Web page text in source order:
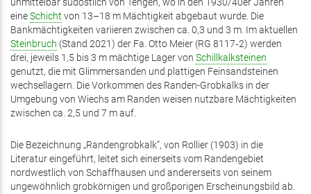
unmittelbar südöstlich von Tengen, wo in den 1930/40er Jahren
eineSchicht von 13–18 m Mächtigkeit abgebaut wurde. Die
Bankmächtigkeiten variieren zwischen ca. 0,3 und 3 m. Im aktuellen
Steinbruch (Stand 2021) der Fa. Otto Meier (RG 8117‑2) werden
drei, jeweils 1,5 bis 3 m mächtige Lager von Schillkalksteinen
genutzt, die mit Glimmersanden und plattigen Feinsandsteinen
wechsellagern. Die Vorkommen des Randen-Grobkalks in der
Umgebung von Wiechs am Randen weisen nutzbare Mächtigkeiten
zwischen ca. 2,5 und 7 m auf.
Die Bezeichnung „Randengrobkalk“, von Rollier (1903) in die
Literatur eingeführt, leitet sich einerseits vom Randengebiet
nordwestlich von Schaffhausen und andererseits von seinem
ungewöhnlich grobkörnigen und großporigen Erscheinungsbild ab.